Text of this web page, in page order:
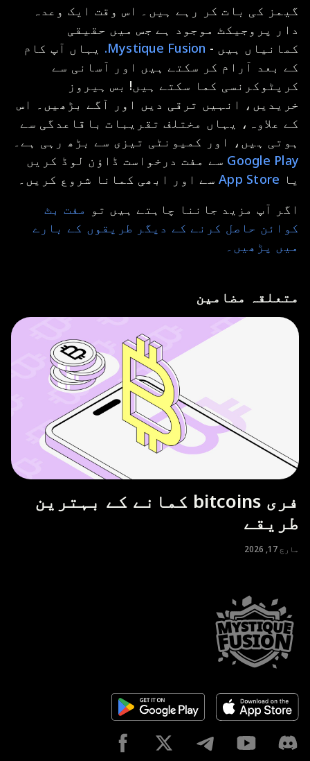
گیمز کی بات کر رہے ہیں۔ اس وقت ایک وعدہ
دار پروجیکٹ موجود ہے جس میں حقیقی
کمانیاں ہیں - Mystique Fusion.
یہاں آپ کام
کے بعد آرام کر سکتے ہیں اور آسانی سے
کرپٹوکرنسی کما سکتے ہیں! بس ہیروز
خریدیں، انہیں ترقی دیں اور آگے بڑھیں۔ اس
کے علاوہ، یہاں مختلف تقریبات باقاعدگی سے
ہوتی ہیں، اور کمیونٹی تیزی سے بڑھ رہی ہے۔
Google Play سے مفت درخواست ڈاؤن لوڈ کریں
یا App Store سے اور ابھی کمانا شروع کریں۔
اگر آپ مزید جاننا چاہتے ہیں تو مفت بٹ
کوائن حاصل کرنے کے دیگر طریقوں کے بارے
میں پڑھیں۔
متعلقہ مضامین
فری bitcoins کمانے کے بہترین
طریقے
مارچ 17, 2026